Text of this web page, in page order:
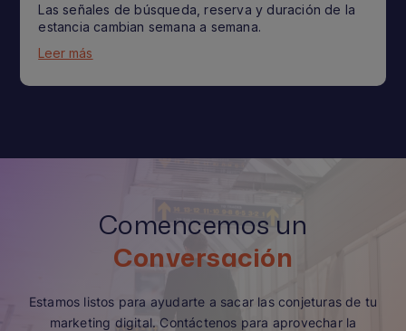
Las señales de búsqueda, reserva y duración de la
estancia cambian semana a semana.
Leer más
Comencemos un
Conversación
Estamos listos para ayudarte a sacar las conjeturas de tu
marketing digital. Contáctenos para aprovechar la